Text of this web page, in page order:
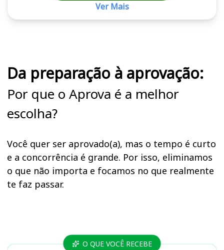
Ver Mais
Da preparação à aprovação:
Por que o Aprova é a melhor
escolha?
Você quer ser aprovado(a), mas o tempo é curto
e a concorrência é grande. Por isso, eliminamos
o que não importa e focamos no que realmente
te faz passar.
Cursos TSE UNIFICADO
O QUE VOCÊ RECEBE